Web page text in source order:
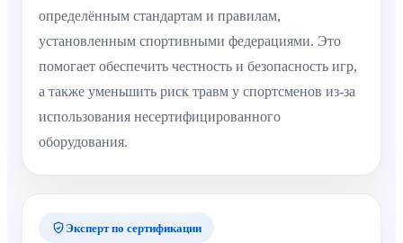
определённым стандартам и правилам,
установленным спортивными федерациями. Это
помогает обеспечить честность и безопасность игр,
а также уменьшить риск травм у спортсменов из-за
использования несертифицированного
оборудования.
Эксперт по сертификации